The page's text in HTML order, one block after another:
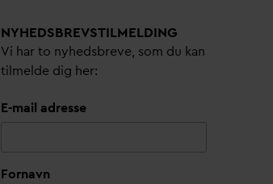
NYHEDSBREVS­TILMELDING
Vi har to nyhedsbreve, som du kan
tilmelde dig her:
E-mail adresse
Fornavn